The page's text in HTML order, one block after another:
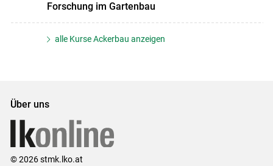
Forschung im Gartenbau
alle Kurse Ackerbau anzeigen
Über uns
© 2026 stmk.lko.at